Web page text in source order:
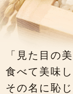
「見た目の
食べて美味
その名に恥